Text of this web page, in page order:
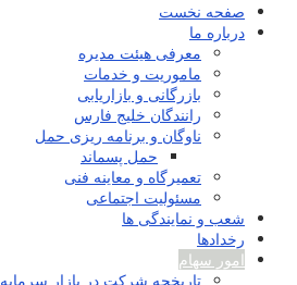
صفحه نخست
درباره ما
معرفی هیئت مدیره
ماموریت و خدمات
بازرگانی و بازاریابی
رانندگان خلیج فارس
ناوگان و برنامه ریزی حمل
حمل پسماند
تعمیرگاه و معاینه فنی
مسئولیت اجتماعی
شعب و نمایندگی ها
رخدادها
امور سهام
تاریخچه شرکت در بازار سرمایه